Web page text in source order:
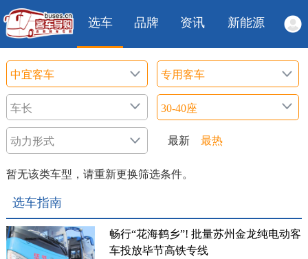
选车 品牌 资讯 新能源
最新 最热
暂无该类车型，请重新更换筛选条件。
选车指南
畅行“花海鹤乡”! 批量苏州金龙纯电动客
车投放毕节高铁专线